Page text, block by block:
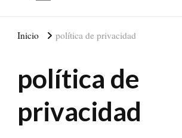
Inicio política de privacidad
política de
privacidad